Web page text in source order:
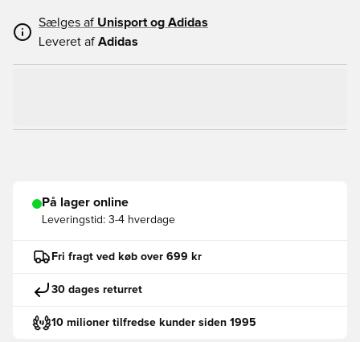
Sælges af Unisport og Adidas
Leveret af Adidas
På lager online
Leveringstid: 3-4 hverdage
Fri fragt ved køb over 699 kr
30 dages returret
10 milioner tilfredse kunder siden 1995